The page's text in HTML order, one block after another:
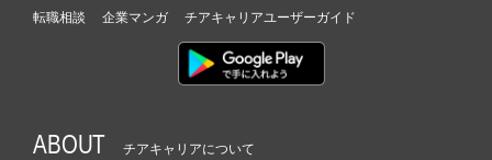
転職相談
企業マンガ チアキャリアユーザーガイド
ABOUT チアキャリアについて